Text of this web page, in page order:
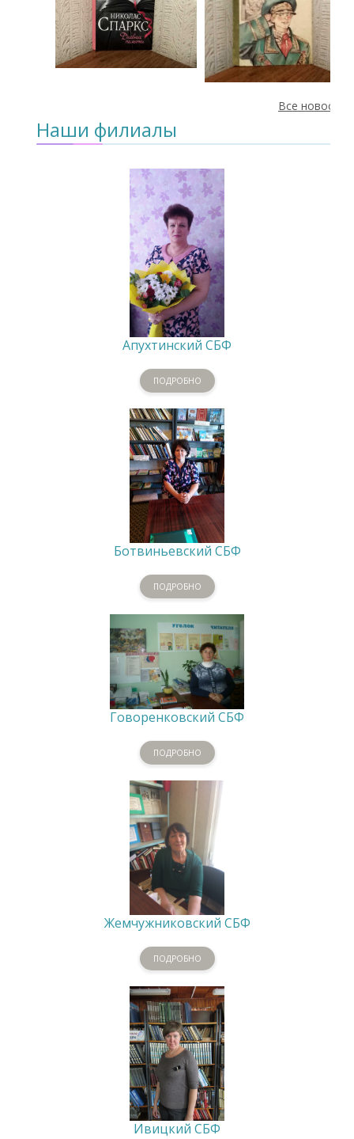
Все новости
Наши филиалы
Апухтинский СБФ
ПОДРОБНО
Ботвиньевский СБФ
ПОДРОБНО
Говоренковский СБФ
ПОДРОБНО
Жемчужниковский СБФ
ПОДРОБНО
Ивицкий СБФ